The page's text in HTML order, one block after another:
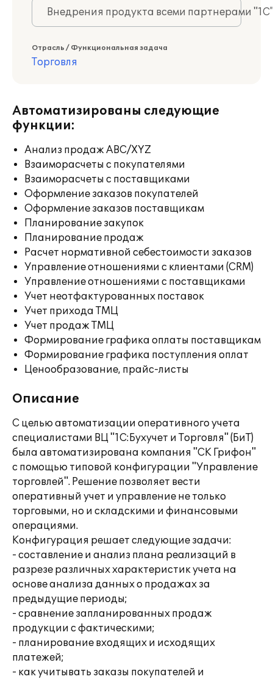
Внедрения продукта всеми партнерами
Отрасль / Функциональная задача
Торговля
Автоматизированы следующие
функции:
Анализ продаж ABC/XYZ
Взаиморасчеты с покупателями
Взаиморасчеты с поставщиками
Оформление заказов покупателей
Оформление заказов поставщикам
Планирование закупок
Планирование продаж
Расчет нормативной себестоимости заказов
Управление отношениями с клиентами (CRM)
Управление отношениями с поставщиками
Учет неотфактурованных поставок
Учет прихода ТМЦ
Учет продаж ТМЦ
Формирование графика оплаты поставщикам
Формирование графика поступления оплат
Ценообразование, прайс-листы
Описание
С целью автоматизации оперативного учета
специалистами ВЦ "1С:Бухучет и Торговля" (БиТ)
была автоматизирована компания "СК Грифон"
с помощью типовой конфигурации "Управление
торговлей". Решение позволяет вести
оперативный учет и управление не только
торговыми, но и складскими и финансовыми
операциями.
Конфигурация решает следующие задачи:
- составление и анализ плана реализаций в
разрезе различных характеристик учета на
основе анализа данных о продажах за
предыдущие периоды;
- сравнение запланированных продаж
продукции с фактическими;
- планирование входящих и исходящих
платежей;
- как учитывать заказы покупателей и